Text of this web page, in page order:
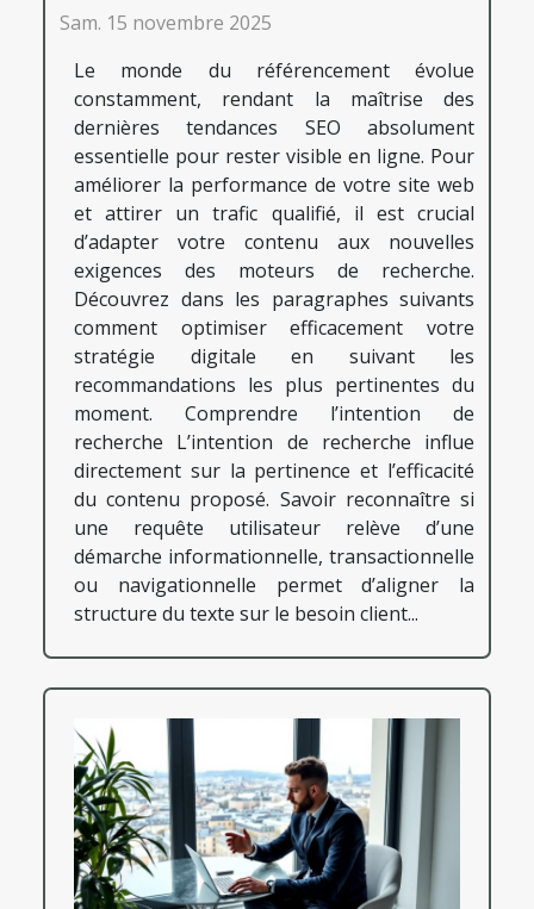
Sam. 15 novembre 2025
Le monde du référencement évolue
constamment, rendant la maîtrise des
dernières tendances SEO absolument
essentielle pour rester visible en ligne. Pour
améliorer la performance de votre site web
et attirer un trafic qualifié, il est crucial
d’adapter votre contenu aux nouvelles
exigences des moteurs de recherche.
Découvrez dans les paragraphes suivants
comment optimiser efficacement votre
stratégie digitale en suivant les
recommandations les plus pertinentes du
moment. Comprendre l’intention de
recherche L’intention de recherche influe
directement sur la pertinence et l’efficacité
du contenu proposé. Savoir reconnaître si
une requête utilisateur relève d’une
démarche informationnelle, transactionnelle
ou navigationnelle permet d’aligner la
structure du texte sur le besoin client...